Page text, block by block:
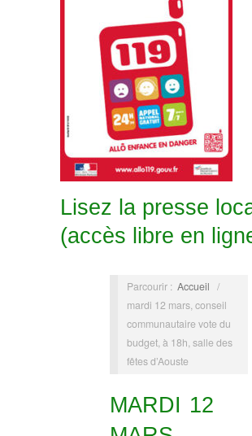
Lisez la presse
(accès libre en
Parcourir : Accueil /
mardi 12 mars, conseil
communautaire vote du
budget, à 18h, salle des
fêtes d’Aouste
MARDI 12